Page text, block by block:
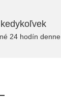
24 hodín denne